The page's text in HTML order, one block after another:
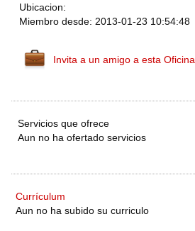
Ubicacion:
Miembro desde: 2013-01-23 10:54:48
Invita a un amigo a esta Oficina
Servicios que ofrece
Aun no ha ofertado servicios
Currículum
Aun no ha subido su curriculo